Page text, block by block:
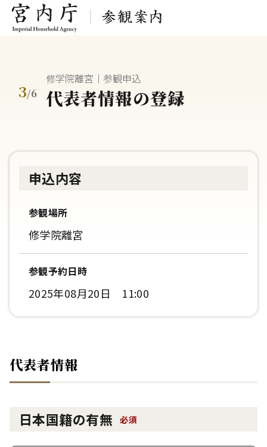
3/6
修学院離宮｜参観申込
代表者情報の登録
申込内容
参観場所
修学院離宮
参観予約日時
2025年08月20日 11:00
代表者情報
日本国籍の有無 必須